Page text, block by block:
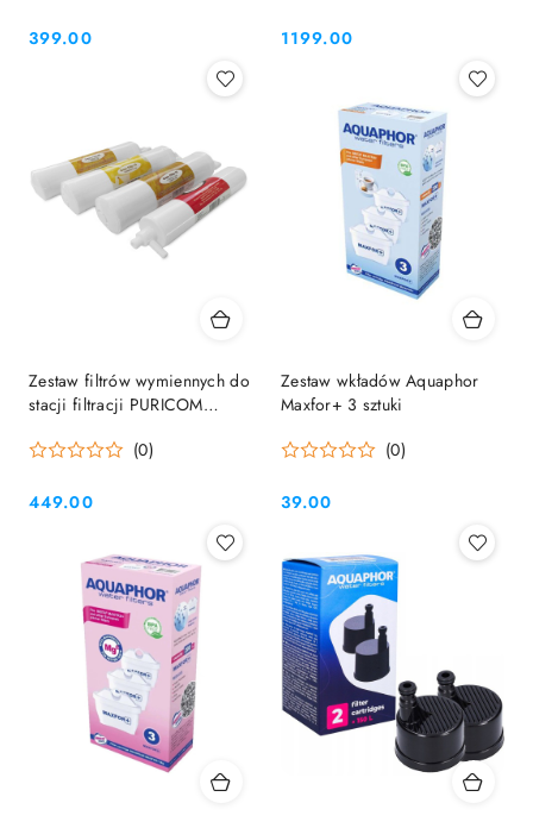
Cena:
399.00 Cena:
1199.00
Zestaw filtrów wymiennych do
stacji filtracji PURICOM
(0)
Cena:
449.00
Zestaw wkładów Aquaphor
Maxfor+ 3 sztuki
(0)
Cena:
39.00